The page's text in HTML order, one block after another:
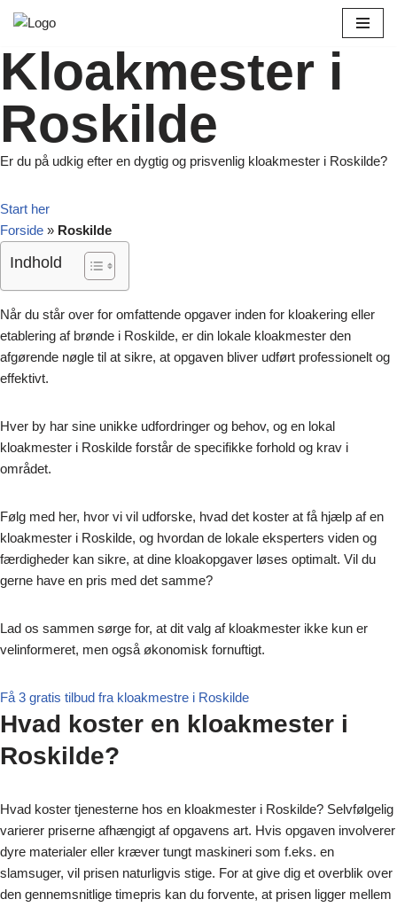
til
indhold
Kloakmester i
Roskilde
Er du på udkig efter en dygtig og prisvenlig kloakmester i Roskilde?
Start her
Forside » Roskilde
Indhold
Når du står over for omfattende opgaver inden for kloakering eller
etablering af brønde i Roskilde, er din lokale kloakmester den
afgørende nøgle til at sikre, at opgaven bliver udført professionelt og
effektivt.
Hver by har sine unikke udfordringer og behov, og en lokal
kloakmester i Roskilde forstår de specifikke forhold og krav i
området.
Følg med her, hvor vi vil udforske, hvad det koster at få hjælp af en
kloakmester i Roskilde, og hvordan de lokale eksperters viden og
færdigheder kan sikre, at dine kloakopgaver løses optimalt. Vil du
gerne have en pris med det samme?
Lad os sammen sørge for, at dit valg af kloakmester ikke kun er
velinformeret, men også økonomisk fornuftigt.
Få 3 gratis tilbud fra kloakmestre i Roskilde
Hvad koster en kloakmester i
Roskilde?
Hvad koster tjenesterne hos en kloakmester i Roskilde? Selvfølgelig
varierer priserne afhængigt af opgavens art. Hvis opgaven involverer
dyre materialer eller kræver tungt maskineri som f.eks. en
slamsuger, vil prisen naturligvis stige. For at give dig et overblik over
den gennemsnitlige timepris kan du forvente, at prisen ligger mellem